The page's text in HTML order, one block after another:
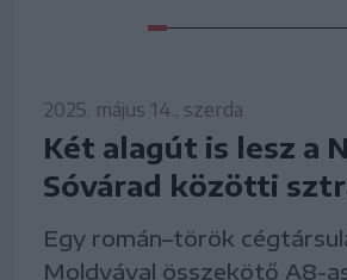
2025. május 14., szerda
Két alagút is lesz a
Sóvárad közötti
Egy román–török
Moldvával összekötő A8-